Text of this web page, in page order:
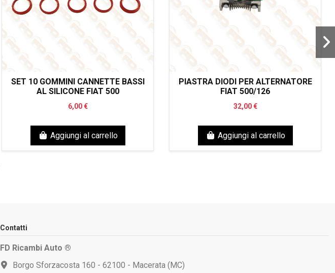
SET 10 GOMMINI CANNETTE BASSI
AL SILICONE FIAT 500
6,00 €
Aggiungi al carrello
PIASTRA DIODI PER ALTERNATORE
FIAT 500/126
32,00 €
Aggiungi al carrello
Contatti
FD Ricambi Auto ®
Borgo Sforzacosta 160 - 62100 - Macerata (MC)